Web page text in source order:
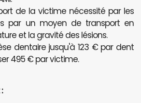
de la victime nécessité par les
par un moyen de transport en
et la gravité des lésions.
dentaire jusqu'à 123 € par dent
495 € par victime.